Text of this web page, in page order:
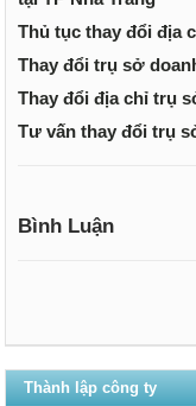
Thủ tục thay đổi địa
Thay đổi trụ sở
Thay đổi địa chỉ trụ
Tư vấn thay đổi trụ
Bình Luận
Thành lập công ty